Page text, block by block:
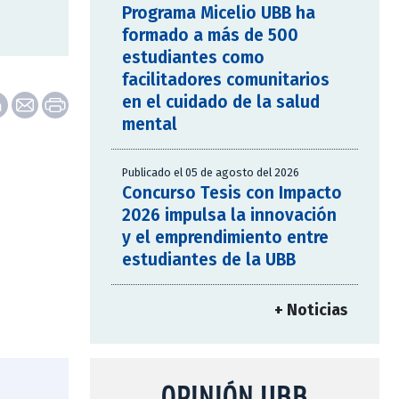
Programa Micelio UBB ha
formado a más de 500
estudiantes como
facilitadores comunitarios
en el cuidado de la salud
mental
Publicado el 05 de agosto del 2026
Concurso Tesis con Impacto
2026 impulsa la innovación
y el emprendimiento entre
estudiantes de la UBB
+ Noticias